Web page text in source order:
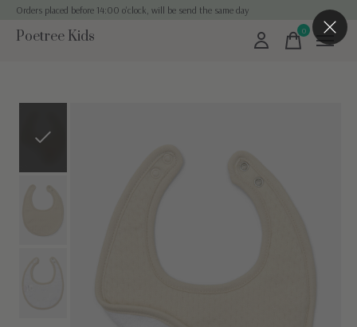
Orders placed before 14:00 o'clock, will be send the same day
Poetree Kids 0items